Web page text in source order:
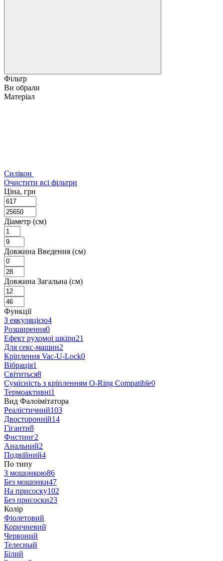
Фільтр
Ви обрали
Матеріал
Силікон
Очистити всі фільтри
Ціна, грн
Діаметр (см)
Довжина Введення (см)
Довжина Загальна (см)
Функції
З еякуляцією4
Розширення0
Ефект рухомої шкіри21
Для секс-машин2
Кріплення Vac-U-Lock0
Вібрація1
Світиться8
Сумісність з кріпленням O-Ring Compatible0
Термоактивні1
Вид Фалоімітатора
Реалістичний103
Двосторонній14
Гіганти8
Фистинг2
Анальний2
Подвійний4
По типу
З мошонкою86
Без мошонки47
На присоску102
Без присоски23
Колір
Фіолетовий
Коричневий
Червоний
Телесный
Білий